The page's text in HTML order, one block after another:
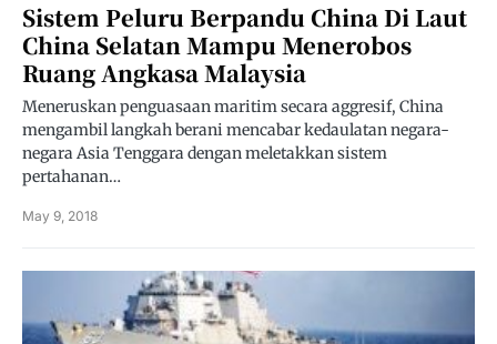
Sistem Peluru Berpandu China Di Laut
China Selatan Mampu Menerobos
Ruang Angkasa Malaysia
Meneruskan penguasaan maritim secara aggresif, China
mengambil langkah berani mencabar kedaulatan negara-
negara Asia Tenggara dengan meletakkan sistem
pertahanan…
May 9, 2018